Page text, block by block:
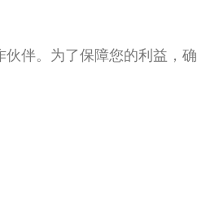
伴。为了保障您的利益，